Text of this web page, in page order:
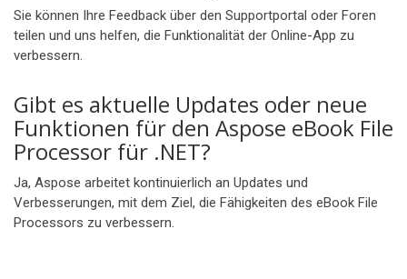
Sie können Ihre Feedback über den Supportportal oder Foren
teilen und uns helfen, die Funktionalität der Online-App zu
verbessern.
Gibt es aktuelle Updates oder neue
Funktionen für den Aspose eBook File
Processor für .NET?
Ja, Aspose arbeitet kontinuierlich an Updates und
Verbesserungen, mit dem Ziel, die Fähigkeiten des eBook File
Processors zu verbessern.